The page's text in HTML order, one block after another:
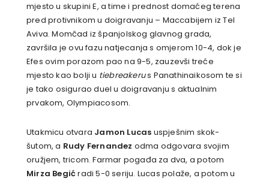
mjesto u skupini E, a time i prednost domaćeg terena
pred protivnikom u doigravanju – Maccabijem iz Tel
Aviva. Momčad iz španjolskog glavnog grada,
završila je ovu fazu natjecanja s omjerom 10-4, dok je
Efes ovim porazom pao na 9-5, zauzevši treće
mjesto kao bolji u tiebreakerus Panathinaikosom te si
je tako osigurao duel u doigravanju s aktualnim
prvakom, Olympiacosom.
Utakmicu otvara Jamon Lucas uspješnim skok-
šutom, a Rudy Fernandez odma odgovara svojim
oružjem, tricom. Farmar pogađa za dva, a potom
Mirza Begićradi 5-0 seriju. Lucas polaže, a potom u